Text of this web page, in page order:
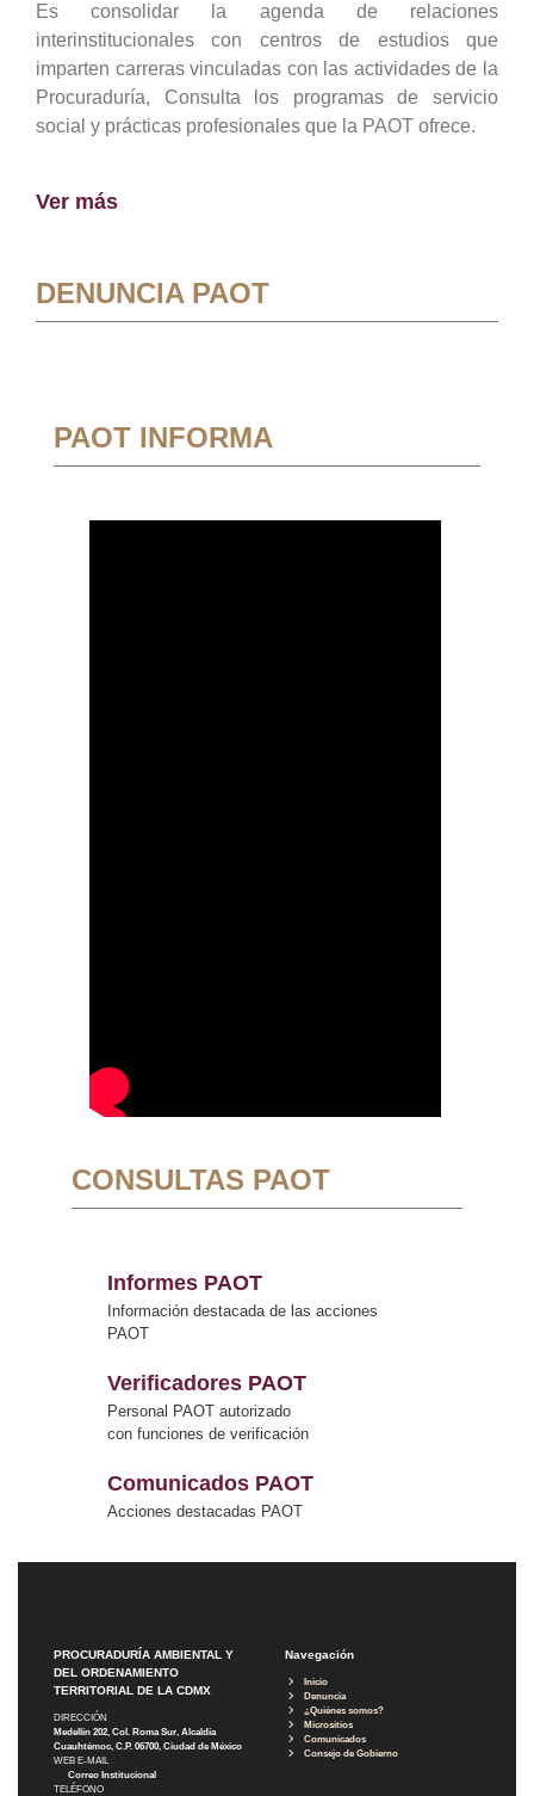
Es consolidar la agenda de relaciones
interinstitucionales con centros de estudios que
imparten carreras vinculadas con las actividades de la
Procuraduría, Consulta los programas de servicio
social y prácticas profesionales que la PAOT ofrece.
Ver más
DENUNCIA PAOT
PAOT INFORMA
CONSULTAS PAOT
Informes PAOT
Información destacada de las acciones
PAOT
Verificadores PAOT
Personal PAOT autorizado
con funciones de verificación
Comunicados PAOT
Acciones destacadas PAOT
PROCURADURÍA AMBIENTAL Y
DEL ORDENAMIENTO
TERRITORIAL DE LA CDMX
DIRECCIÓN
Medellín 202, Col. Roma Sur, Alcaldía
Cuauhtémoc, C.P. 06700, Ciudad de México
WEB E-MAIL
Correo Institucional
TELÉFONO
Navegación
Inicio
Denuncia
¿Quiénes somos?
Micrositios
Comunicados
Consejo de Gobierno